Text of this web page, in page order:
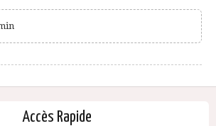
Accès Rapide